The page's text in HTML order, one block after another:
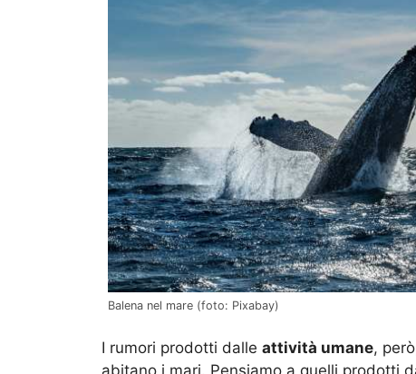
Balena nel mare (foto: Pixabay)
I rumori prodotti dalle attività umane,